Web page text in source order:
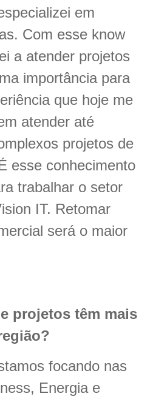
em
Com esse know
a atender projetos
importância para
que hoje me
atender até
projetos de
esse conhecimento
trabalhar o setor
IT. Retomar
será o maior
projetos têm mais
focando nas
Energia e